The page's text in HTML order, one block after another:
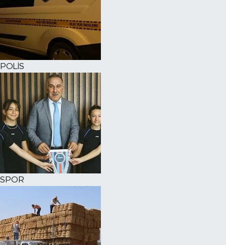
POLİS
SPOR